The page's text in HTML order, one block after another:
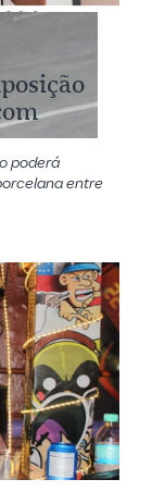
poderá
entre